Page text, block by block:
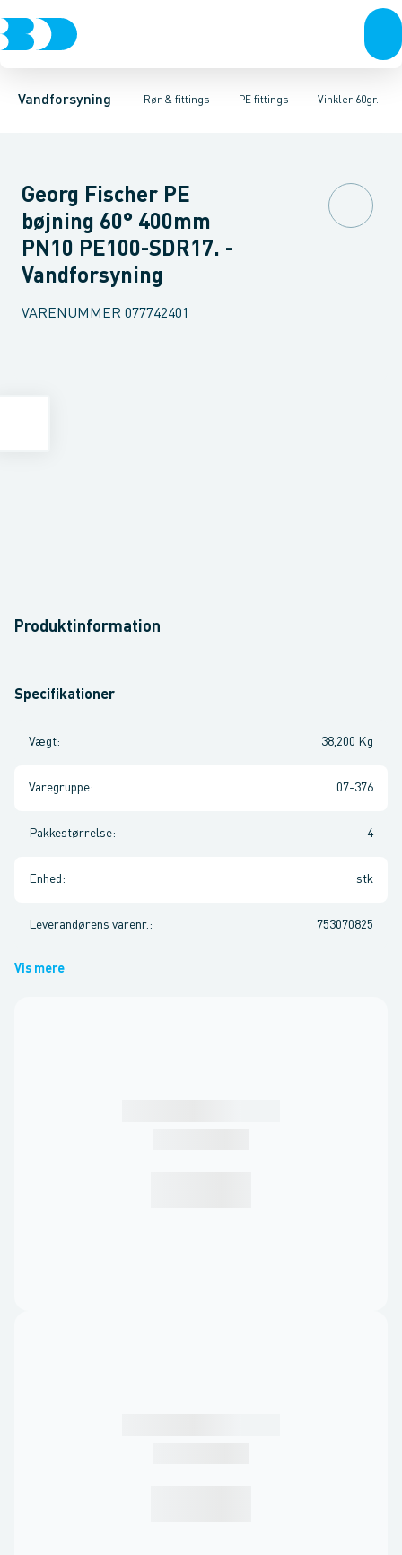
Vandforsyning Rør & fittings
Rør & fittingsKoblinger & anboringerMuffer, klemmer &
PE fittings
PE rørPE EL fittingsPE fittings Duktiljern fittingsVinkler 60gr.
Vinkler 90gr.Vinkler 60gr.Vinkler 45gr.Vinkler 30gr.Vinkler
Georg Fischer PE
bøjning 60° 400mm
PN10 PE100-SDR17. -
Vandforsyning
VARENUMMER 077742401
Produktinformation
Specifikationer
Vægt: 38,200 Kg
Varegruppe: 07-376
Pakkestørrelse: 4
Enhed : stk
Leverandørens varenr. : 753070825
Vis mere